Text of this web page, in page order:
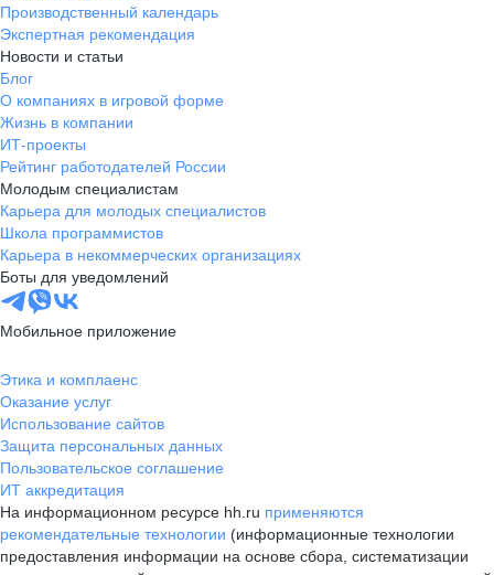
Производственный календарь
Экспертная рекомендация
Новости и статьи
Блог
О компаниях в игровой форме
Жизнь в компании
ИТ-проекты
Рейтинг работодателей России
Молодым специалистам
Карьера для молодых специалистов
Школа программистов
Карьера в некоммерческих организациях
Боты для уведомлений
Мобильное приложение
Этика и комплаенс
Оказание услуг
Использование сайтов
Защита персональных данных
Пользовательское соглашение
ИТ аккредитация
На информационном ресурсе hh.ru применяются
рекомендательные технологии (информационные технологии
предоставления информации на основе сбора, систематизации